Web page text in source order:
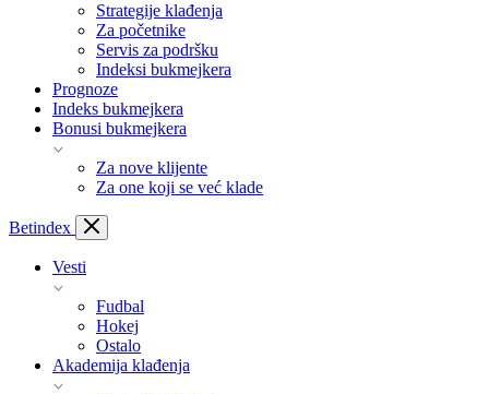
Strategije klađenja
Za početnike
Servis za podršku
Indeksi bukmejkera
Prognoze
Indeks bukmejkera
Bonusi bukmejkera
Za nove klijente
Za one koji se već klade
Betindex
Vesti
Fudbal
Hokej
Ostalo
Akademija klađenja